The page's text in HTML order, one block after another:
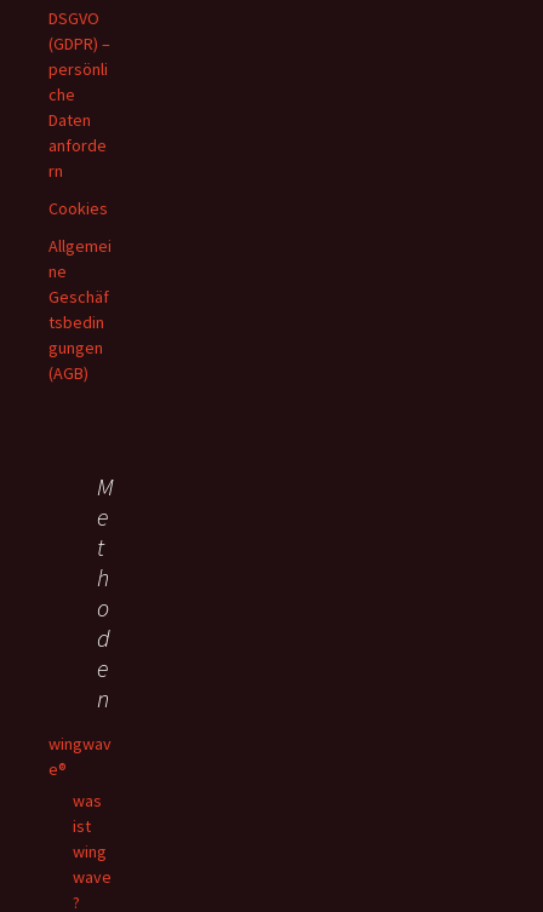
DSGVO
(GDPR) –
persönli
che
Daten
anforde
rn
Cookies
Allgemei
ne
Geschäf
tsbedin
gungen
(AGB)
M
e
t
h
o
d
e
n
wingwav
e®
was
ist
wing
wave
?